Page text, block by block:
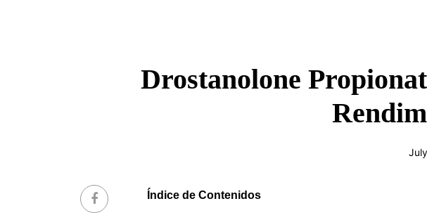
Drostanolone
Índice de Contenidos